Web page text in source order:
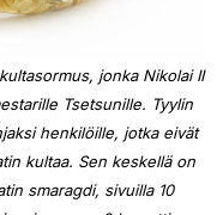
jonka Nikolai II
Tsetsunille. Tyylin
henkilöille, jotka eivät
kultaa. Sen keskellä on
smaragdi, sivuilla 10